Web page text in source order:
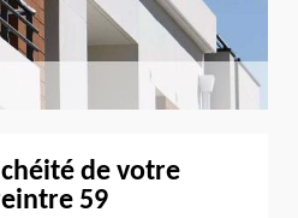
de votre
59